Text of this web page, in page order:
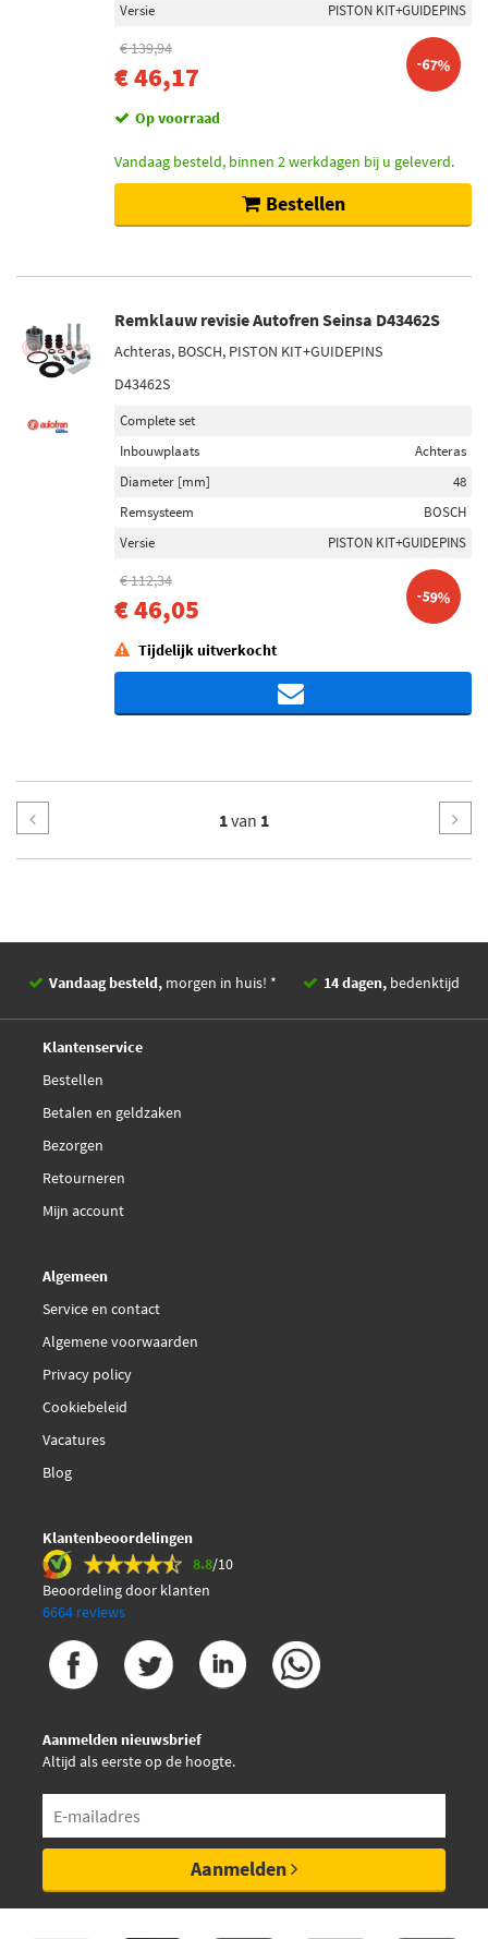
Versie
PISTON KIT+GUIDEPINS
€ 139,94
€ 46,17 -67%
Op voorraad
Vandaag besteld, binnen 2 werkdagen bij u geleverd.
Bestellen
Remklauw revisie Autofren Seinsa D43462S
Achteras, BOSCH, PISTON KIT+GUIDEPINS
D43462S
Complete set
Inbouwplaats
Achteras
Diameter [mm]
48
Remsysteem
BOSCH
Versie
PISTON KIT+GUIDEPINS
€ 112,34
€ 46,05 -59%
Tijdelijk uitverkocht
1van 1
Vandaag besteld, morgen in huis! * 14 dagen, bedenktijd
Klantenservice
Bestellen
Betalen en geldzaken
Bezorgen
Retourneren
Mijn account
Algemeen
Service en contact
Algemene voorwaarden
Privacy policy
Cookiebeleid
Vacatures
Blog
Klantenbeoordelingen
8.8/10
Beoordeling door klanten
6664 reviews
Aanmelden nieuwsbrief
Altijd als eerste op de hoogte.
Aanmelden